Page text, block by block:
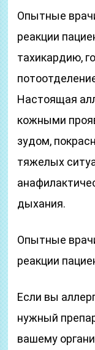
Опытные
реакции
тахикардию,
Настоящая
кожными
зудом,
тяжелых
дыхания.
Опытные
реакции
Если вы
нужный
вашему